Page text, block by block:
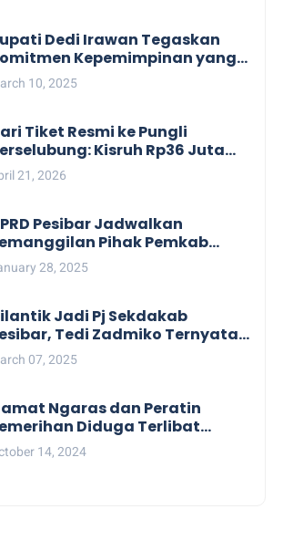
Dedi Irawan Tegaskan
Kepemimpinan yang
kepada Masyarakat
Rapat Koordinasi OPD
10, 2025
Tiket Resmi ke Pungli
Kisruh Rp36 Juta
Tiket Pantai
Jukung
21, 2026
Pesibar Jadwalkan
Pihak Pemkab
Nasib dan Status TKD di
2025
28, 2025
Jadi Pj Sekdakab
Tedi Zadmiko Ternyata
Rekam Jejak Gemilang
07, 2025
Ngaras dan Peratin
Diduga Terlibat
Praktis, Mahasiswa
Desak Bawaslu
14, 2024